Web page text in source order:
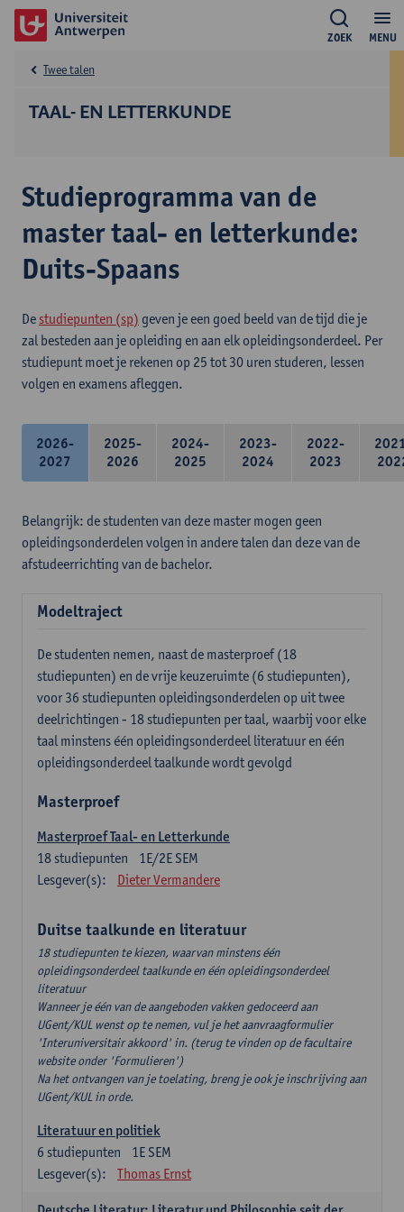
MENU
ZOEK
TAAL- EN LETTERKUNDE
Twee talen
Studieprogramma van de
master taal- en letterkunde:
Duits-Spaans
De studiepunten (sp) geven je een goed beeld van de tijd die je
zal besteden aan je opleiding en aan elk opleidingsonderdeel. Per
studiepunt moet je rekenen op 25 tot 30 uren studeren, lessen
volgen en examens afleggen.
2026-
2027
2025-
2026
2024-
2025
2023-
2024
2022-
2023
Belangrijk: de studenten van deze master mogen geen
opleidingsonderdelen volgen in andere talen dan deze van de
afstudeerrichting van de bachelor.
Modeltraject
De studenten nemen, naast de masterproef (18
studiepunten) en de vrije keuzeruimte (6 studiepunten),
voor 36 studiepunten opleidingsonderdelen op uit twee
deelrichtingen - 18 studiepunten per taal, waarbij voor elke
taal minstens één opleidingsonderdeel literatuur en één
opleidingsonderdeel taalkunde wordt gevolgd
Masterproef
Masterproef Taal- en Letterkunde
1E/2E SEM
18studiepunten
Lesgever(s):
Dieter Vermandere
Duitse taalkunde en literatuur
18 studiepunten te kiezen, waarvan minstens één
opleidingsonderdeel taalkunde en één opleidingsonderdeel
literatuur
Wanneer je één van de aangeboden vakken gedoceerd aan
UGent/KUL wenst op te nemen, vul je het aanvraagformulier
'Interuniversitair akkoord' in. (terug te vinden op de facultaire
website onder 'Formulieren')
Na het ontvangen van je toelating, breng je ook je inschrijving aan
UGent/KUL in orde.
Literatuur en politiek
1E SEM
6 studiepunten
Lesgever(s):
Thomas Ernst